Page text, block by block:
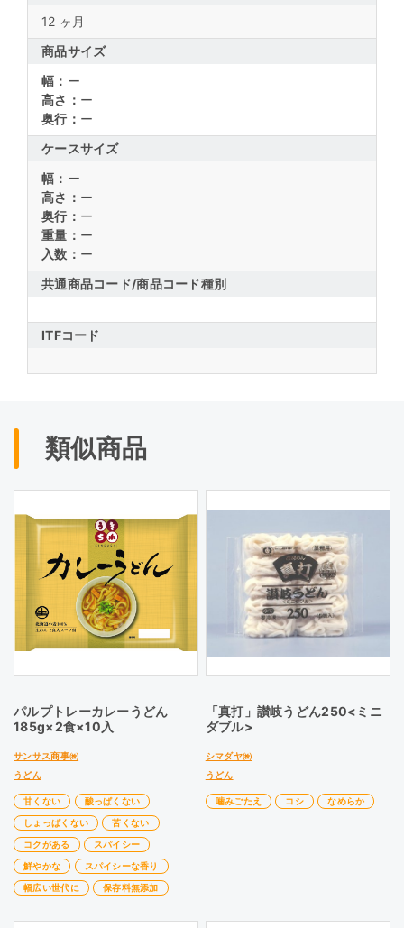
12 ヶ月
商品サイズ
幅： ー
高さ： ー
奥行： ー
ケースサイズ
幅： ー
高さ： ー
奥行： ー
重量： ー
入数： ー
共通商品コード/商品コード種別
ITFコード
類似商品
パルプトレーカレーうどん
185g×2食×10入
サンサス商事㈱
うどん
甘くない
酸っぱくない
しょっぱくない
苦くない
コクがある
スパイシー
鮮やかな
スパイシーな香り
幅広い世代に
保存料無添加
「真打」讃岐うどん250<ミニ
ダブル>
シマダヤ㈱
うどん
噛みごたえ コシ なめらか